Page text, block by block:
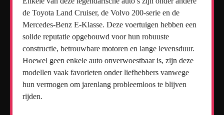
de Toyota Land Cruiser, de Volvo 200-serie en de
Mercedes-Benz E-Klasse. Deze voertuigen hebben een
solide reputatie opgebouwd voor hun robuuste
constructie, betrouwbare motoren en lange levensduur.
Hoewel geen enkele auto onverwoestbaar is, zijn deze
modellen vaak favorieten onder liefhebbers vanwege
hun vermogen om jarenlang probleemloos te blijven
rijden.